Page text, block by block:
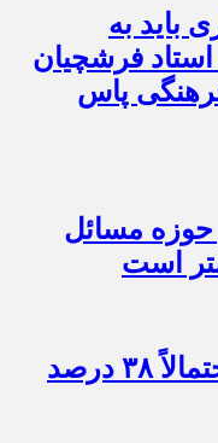
باید به
فرشچیان
فرهنگی پاس
مسائل
است
هزینه تولید آیفون ۱۸ پرو احتمالاً ۳۸ درصد